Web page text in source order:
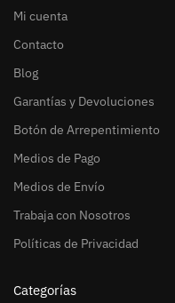
Mi cuenta
Contacto
Blog
Garantías y Devoluciones
Botón de Arrepentimiento
Medios de Pago
Medios de Envío
Trabaja con Nosotros
Políticas de Privacidad
Categorías